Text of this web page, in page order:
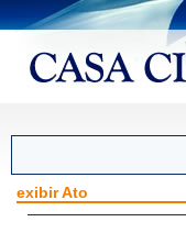
exibir Ato